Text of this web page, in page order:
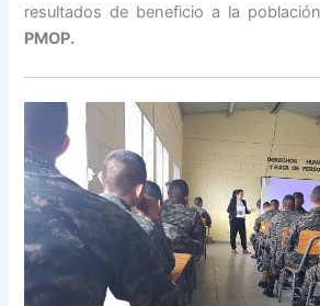
resultados de beneficio a la
PMOP.